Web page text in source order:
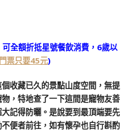
全額折抵星號餐飲消費， 6歲以
票只要45元)
收藏已久的景點山度空間，無提
，特地查了一下這間是寵物友善
記得防曬。是說要到最頂端要先
便者前往，如有懷孕也自行斟酌